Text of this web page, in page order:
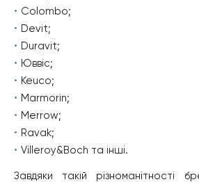
Colombo;
Devit;
Duravit;
Юввіс;
Keuco;
Marmorin;
Merrow;
Ravak;
Villeroy&Boch та інші.
Завдяки такій різноманітності